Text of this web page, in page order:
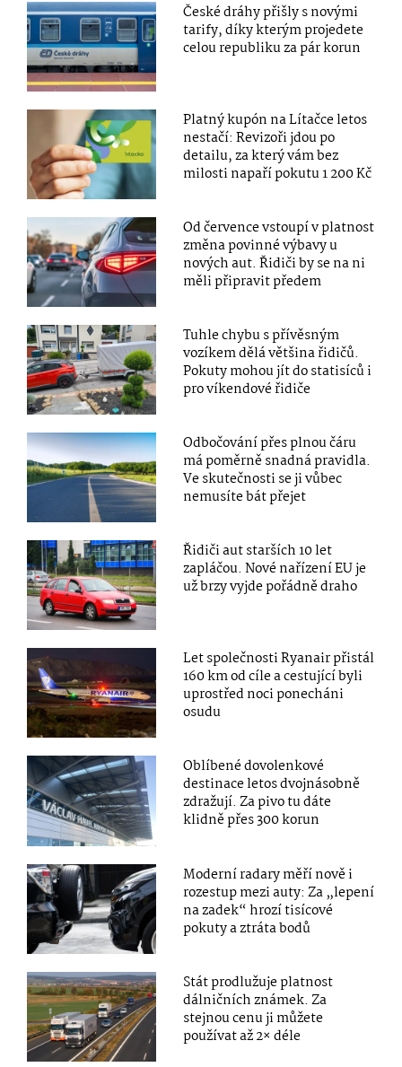
České dráhy přišly s novými
tarify, díky kterým projedete
celou republiku za pár korun
Platný kupón na Lítačce letos
nestačí: Revizoři jdou po
detailu, za který vám bez
milosti napaří pokutu 1 200 Kč
Od července vstoupí v platnost
změna povinné výbavy u
nových aut. Řidiči by se na ni
měli připravit předem
Tuhle chybu s přívěsným
vozíkem dělá většina řidičů.
Pokuty mohou jít do statisíců i
pro víkendové řidiče
Odbočování přes plnou čáru
má poměrně snadná pravidla.
Ve skutečnosti se ji vůbec
nemusíte bát přejet
Řidiči aut starších 10 let
zapláčou. Nové nařízení EU je
už brzy vyjde pořádně draho
Let společnosti Ryanair přistál
160 km od cíle a cestující byli
uprostřed noci ponecháni
osudu
Oblíbené dovolenkové
destinace letos dvojnásobně
zdražují. Za pivo tu dáte
klidně přes 300 korun
Moderní radary měří nově i
rozestup mezi auty: Za „lepení
na zadek“ hrozí tisícové
pokuty a ztráta bodů
Stát prodlužuje platnost
dálničních známek. Za
stejnou cenu ji můžete
používat až 2× déle